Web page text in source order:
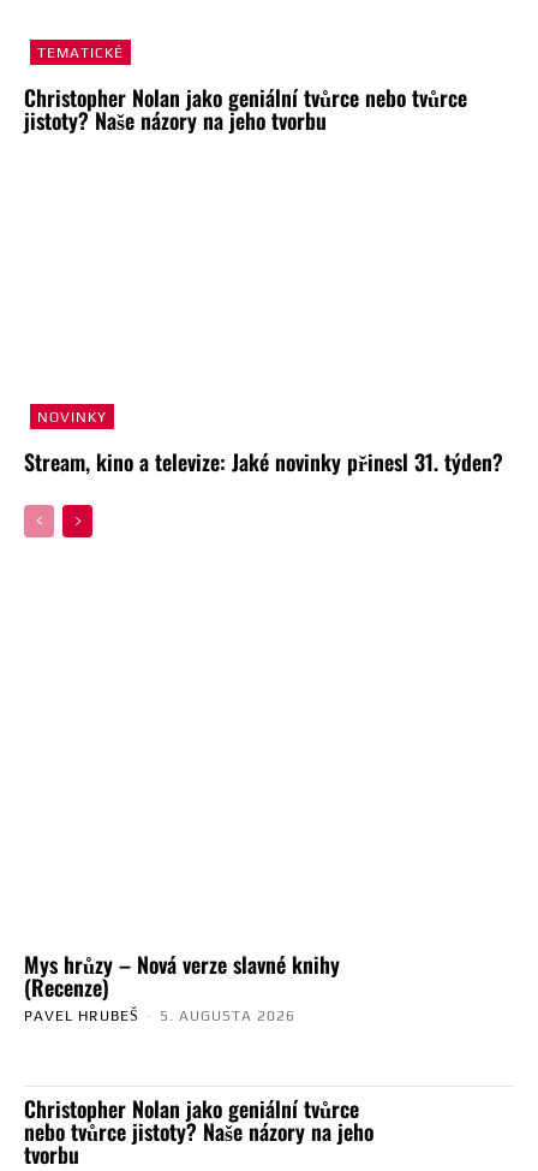
TEMATICKÉ
Christopher Nolan jako geniální tvůrce nebo tvůrce
jistoty? Naše názory na jeho tvorbu
NOVINKY
Stream, kino a televize: Jaké novinky přinesl 31. týden?
Mys hrůzy – Nová verze slavné knihy
(Recenze)
PAVEL HRUBEŠ - 5. AUGUSTA 2026
Christopher Nolan jako geniální tvůrce
nebo tvůrce jistoty? Naše názory na jeho
tvorbu